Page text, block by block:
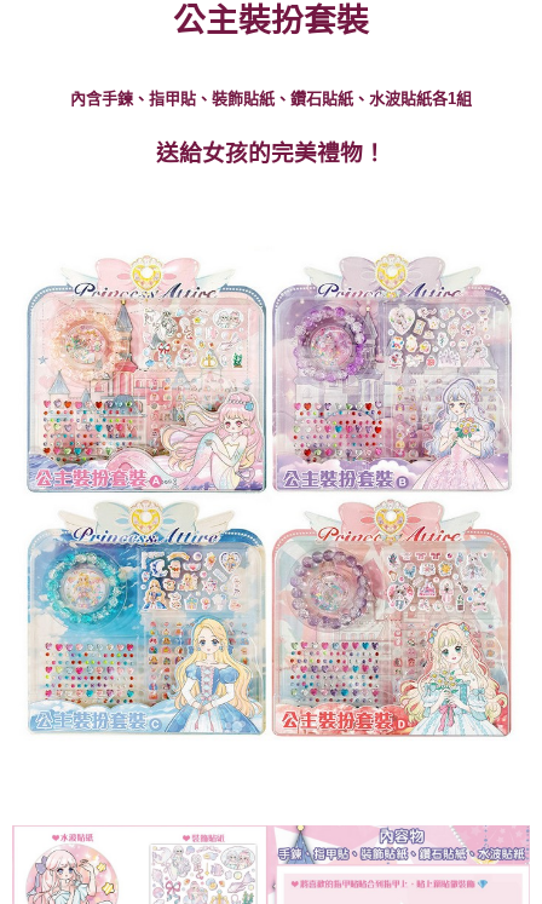
7-11取貨付款
每筆NT$85，滿NT$490(含以上)免運費
境外區配送 查看運費
公主裝扮套裝
內含手鍊、指甲貼、裝飾貼紙、鑽石貼紙、水波貼紙各1組
送給女孩的完美禮物！